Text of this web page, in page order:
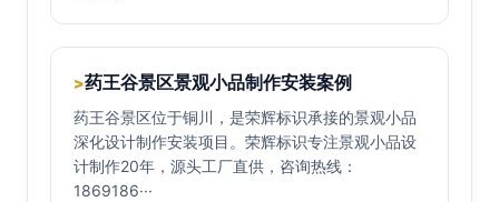
>药王谷景区景观小品制作安装案例
药王谷景区位于铜川，是荣辉标识承接的景观小品
深化设计制作安装项目。荣辉标识专注景观小品设
计制作20年，源头工厂直供，咨询热线：
1869186···